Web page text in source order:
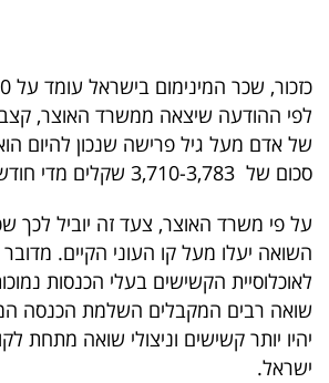
5
המילון
הכלכלי
פודקאסט
40
UNDER
40
לפי ההודעה שיצאה ממשרד האוצר,
סכום של 3,710-3,783 שקלים מדי חודש בהתאם לגילו.
על פי משרד האוצר, צעד זה יוביל לכך
השואה יעלו מעל קו העוני הקיים.
לאוכלוסיית הקשישים בעלי הכנסות
שואה רבים המקבלים השלמת הכנסה
יהיו יותר קשישים וניצולי שואה מתחת
ישראל.